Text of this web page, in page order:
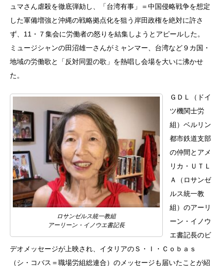
ュマさん虐殺を徹底弾劾し、「台湾有事」＝中国侵略戦争を想定
した軍備増強と沖縄の戦略拠点化を狙う岸田政権を絶対に許さ
ず、11・７集会に労働者の怒りを結集しようとアピールした。
ミュージシャンの田沼雄一さんがミャンマー、台湾など９カ国・
地域の労働歌と「反対同盟の歌」を熱唱し会場を大いに沸かせ
た。
ロサンゼルス統一教組
アーリーン・イノウエ書記長
ＧＤＬ（ドイ
ツ機関士労
組）ベルリン
都市鉄道支部
の仲間とアメ
リカ・ＵＴＬ
Ａ（ロサンゼ
ルス統一教
組）のアーリ
ーン・イノウ
エ書記長のビ
デオメッセージが上映され、イタリアのＳ・Ｉ・Ｃｏｂａｓ
（シ・コバス＝職場労組総連合）のメッセージも届いたことが紹